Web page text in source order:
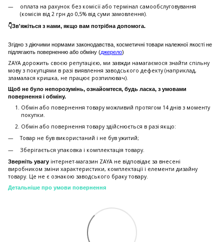
оплата на рахунок без комісії або термінал самообслуговування
(комісія від 2 грн до 0,5% від суми замовлення).
👇Зв'яжіться з нами, якщо вам потрібна допомога.
Згідно з діючими нормами законодавства, косметичні товари належної якості не
підлягають поверненню або обміну (джерело)
ZAYA дорожить своєю репутацією, ми завжди намагаємося знайти спільну
мову з покупцями в разі виявлення заводського дефекту (наприклад,
зламалася кришка, не працює розпилювач).
Щоб не було непорозумінь, ознайомтеся, будь ласка, з умовами
повернення і обміну.
Обмін або повернення товару можливий протягом 14 днів з моменту
покупки.
Обмiн або повернення товару здійснюється в разі якщо:
Товар не був використаний і не був ужитий;
Зберiгається упаковка і комплектація товару.
Зверніть увагу інтернет-магазин ZAYA не відповідає за внесені
виробником зміни характеристики, комплектації і елементи дизайну
товару. Це не є ознакою заводського браку товару.
Детальніше про умови повернення